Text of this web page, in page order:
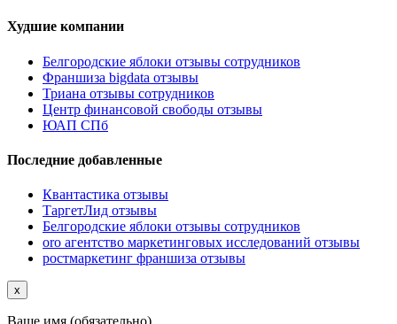
Худшие компании
Белгородские яблоки отзывы сотрудников
Франшиза bigdata отзывы
Триана отзывы сотрудников
Центр финансовой свободы отзывы
ЮАП СПб
Последние добавленные
Квантастика отзывы
ТаргетЛид отзывы
Белгородские яблоки отзывы сотрудников
oro агентство маркетинговых исследований отзывы
ростмаркетинг франшиза отзывы
x
Ваше имя (обязательно)